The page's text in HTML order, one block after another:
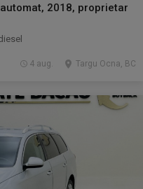
2018, proprietar
Targu Ocna, BC
4 aug.